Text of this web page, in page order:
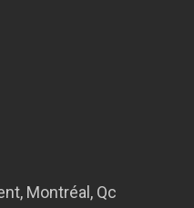
Montréal, Qc